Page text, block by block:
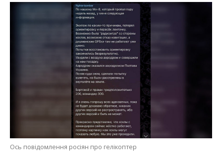
Ось повідомлення росіян про гелікоптер